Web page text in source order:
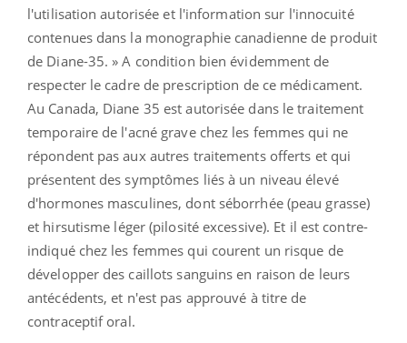
l'utilisation autorisée et l'information sur l'innocuité
contenues dans la monographie canadienne de produit
de Diane-35. » A condition bien évidemment de
respecter le cadre de prescription de ce médicament.
Au Canada, Diane 35 est autorisée dans le traitement
temporaire de l'acné grave chez les femmes qui ne
répondent pas aux autres traitements offerts et qui
présentent des symptômes liés à un niveau élevé
d'hormones masculines, dont séborrhée (peau grasse)
et hirsutisme léger (pilosité excessive). Et il est contre-
indiqué chez les femmes qui courent un risque de
développer des caillots sanguins en raison de leurs
antécédents, et n'est pas approuvé à titre de
contraceptif oral.